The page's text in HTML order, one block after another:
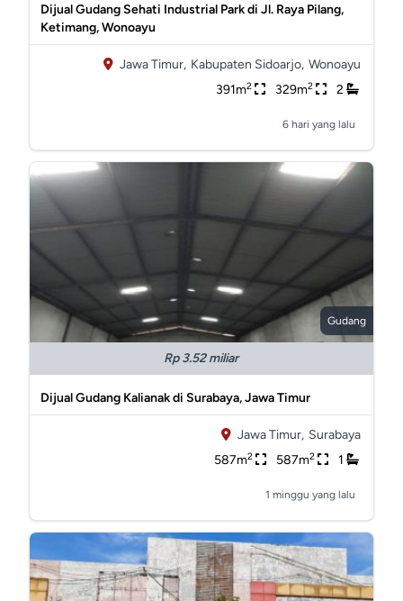
Dijual Gudang Sehati Industrial Park di Jl. Raya Pilang,
Ketimang, Wonoayu
Jawa Timur, Kabupaten Sidoarjo, Wonoayu
391m2 329m2 2
6 hari yang lalu
Gudang
Rp 3.52 miliar
Dijual Gudang Kalianak di Surabaya, Jawa Timur
Jawa Timur, Surabaya
587m2 587m2 1
1 minggu yang lalu